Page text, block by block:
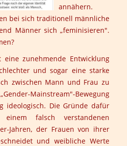
annähern.
bei sich traditionell männliche
Männer sich „feminisieren".
zunehmende Entwicklung
und sogar eine starke
zwischen Mann und Frau zu
Mainstream"-Bewegung
ideologisch. Die Gründe dafür
falsch verstandenen
Jahren, der Frauen von ihrer
und weibliche Werte